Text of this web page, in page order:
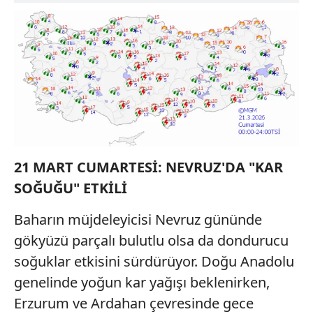
21 MART CUMARTESİ: NEVRUZ'DA "KAR
SOĞUĞU" ETKİLİ
Baharın müjdeleyicisi Nevruz gününde
gökyüzü parçalı bulutlu olsa da dondurucu
soğuklar etkisini sürdürüyor. Doğu Anadolu
genelinde yoğun kar yağışı beklenirken,
Erzurum ve Ardahan çevresinde gece